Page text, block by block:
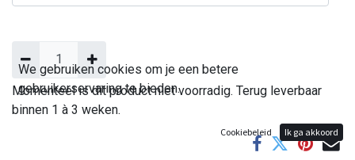
Momenteel is dit product niet voorradig. Terug leverbaar
binnen 1 à 3 weken.
We gebruiken cookies om je een betere
gebruikerservaring te bieden.
Cookiebeleid Ik ga akkoord